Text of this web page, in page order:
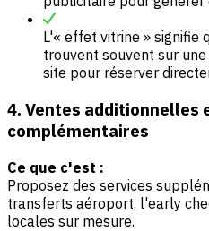
L'« effet vitrine » signifie
trouvent souvent sur
site pour réserver
4. Ventes additionnelles
complémentaires
Ce que c'est :
Proposez des services
transferts aéroport, l'early
locales sur mesure.